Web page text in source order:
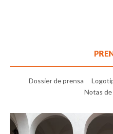
Dossier de prensa
Notas